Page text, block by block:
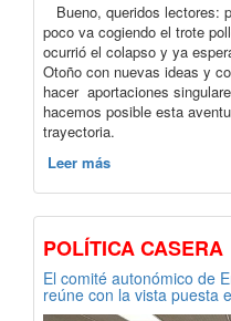
Bueno, queridos lectores:
poco va cogiendo el trote
ocurrió el colapso y ya
Otoño con nuevas ideas y
hacer aportaciones
hacemos posible esta
trayectoria.
Leer más
POLÍTICA CASERA
El comité autonómico de
reúne con la vista puesta